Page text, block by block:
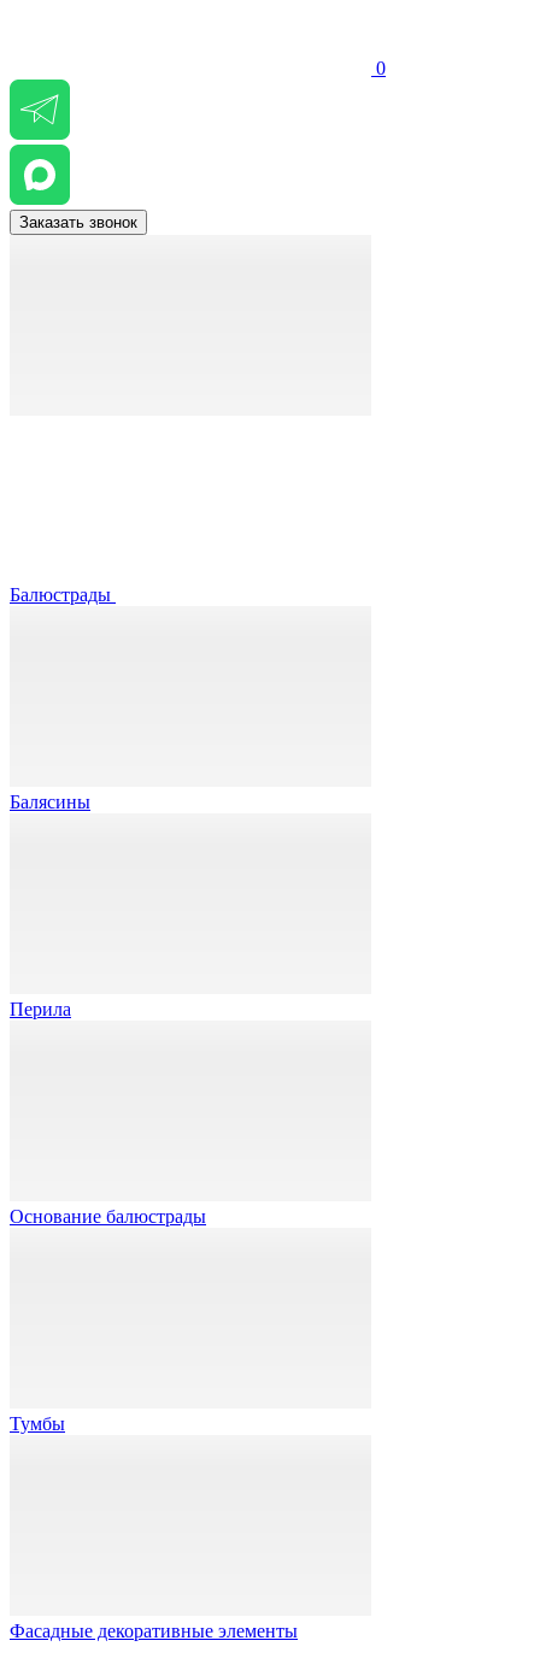
0
Заказать звонок
Балюстрады
Балясины
Перила
Основание балюстрады
Тумбы
Фасадные декоративные элементы